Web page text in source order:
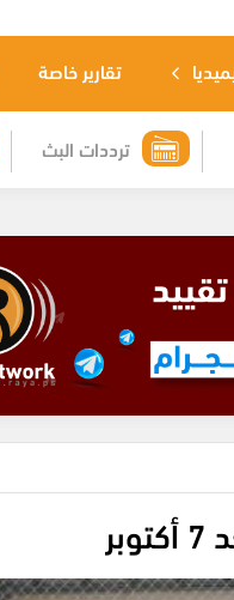
تقارير خاصة
ترددات البث